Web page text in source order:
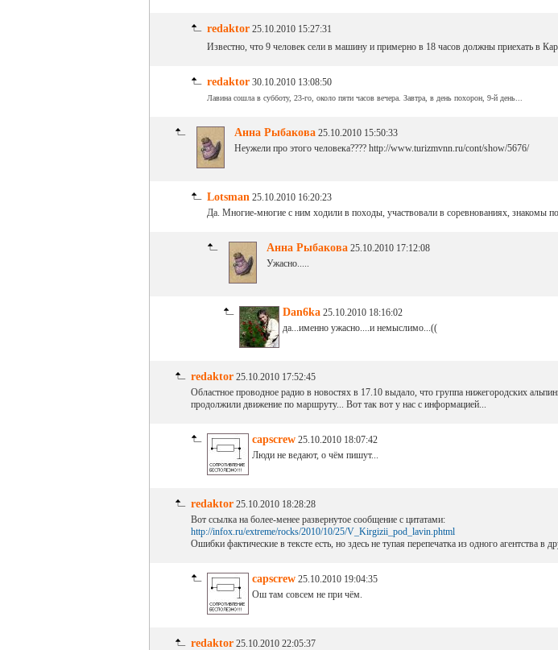
redaktor 25.10.2010 15:27:31
Известно, что 9 человек сели в машину и примерно в 18 часов должны приехать в
redaktor 30.10.2010 13:08:50
Лавина сошла в субботу, 23-го, около пяти часов вечера. Завтра, в день похорон, 9-й день...
Анна Рыбакова 25.10.2010 15:50:33
Неужели про этого человека???? http://www.turizmvnn.ru/cont/show/5676/
Lotsman 25.10.2010 16:20:23
Да. Многие-многие с ним ходили в походы, участвовали в соревнованиях, знакомы
Анна Рыбакова 25.10.2010 17:12:08
Ужасно.....
Dan6ka 25.10.2010 18:16:02
да...именно ужасно....и немыслимо...((
redaktor 25.10.2010 17:52:45
Областное проводное радио в новостях в 17.10 выдало, что группа нижегородских
продолжили движение по маршруту... Вот так вот у нас с информацией...
capscrew 25.10.2010 18:07:42
Люди не ведают, о чём пишут...
redaktor 25.10.2010 18:28:28
Вот ссылка на более-менее развернутое сообщение с цитатами:
http://infox.ru/extreme/rocks/2010/10/25/V_Kirgizii_pod_lavin.phtml
Ошибки фактические в тексте есть, но здесь не тупая перепечатка из одного агентства в
capscrew 25.10.2010 19:04:35
Ош там совсем не при чём.
redaktor 25.10.2010 22:05:37